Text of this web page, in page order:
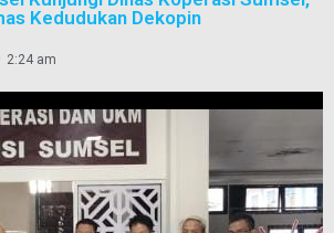
Kedudukan Dekopin
2:24 am